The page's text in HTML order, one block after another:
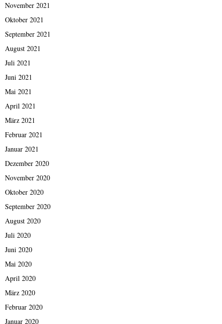
November 2021
Oktober 2021
September 2021
August 2021
Juli 2021
Juni 2021
Mai 2021
April 2021
März 2021
Februar 2021
Januar 2021
Dezember 2020
November 2020
Oktober 2020
September 2020
August 2020
Juli 2020
Juni 2020
Mai 2020
April 2020
März 2020
Februar 2020
Januar 2020